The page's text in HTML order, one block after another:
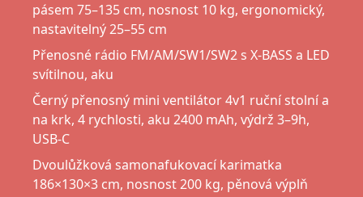
pásem 75–135 cm, nosnost 10 kg, ergonomický,
nastavitelný 25–55 cm
Přenosné rádio FM/AM/SW1/SW2 s X-BASS a LED
svítilnou, aku
Černý přenosný mini ventilátor 4v1 ruční stolní a
na krk, 4 rychlosti, aku 2400 mAh, výdrž 3–9h,
USB-C
Dvoulůžková samonafukovací karimatka
186×130×3 cm, nosnost 200 kg, pěnová výplň